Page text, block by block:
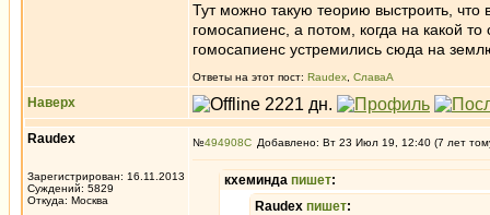
Тут можно такую теорию выстроить,
гомосапиенс, а потом, когда на какой
гомосапиенс устремились сюда на
Ответы на этот пост: Raudex СлаваА
Наверх
Raudex
Зарегистрирован: 16.11.2013
Суждений: 5829
Откуда: Москва
№494908 Добавлено: Вт 23 Июл 19, 12:40 (7 лет
кхеминда пишет:
Raudex пишет: